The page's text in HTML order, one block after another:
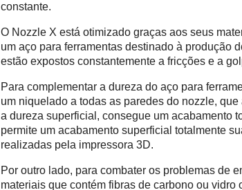
constante.
O Nozzle X está otimizado graças aos seus
um aço para ferramentas destinado à produção
estão expostos constantemente a fricções e a
Para complementar a dureza do aço para
um niquelado a todas as paredes do nozzle,
a dureza superficial, consegue um acabamento
permite um acabamento superficial totalmente
realizadas pela impressora 3D.
Por outro lado, para combater os problemas de
materiais que contém fibras de carbono ou vidro